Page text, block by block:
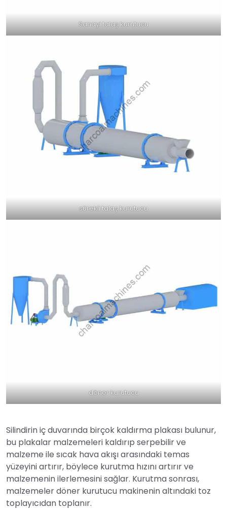
Sanayi talaş kurutucu
sürekli talaş kurutucu
döner kurutucu
Silindirin iç duvarında birçok kaldırma plakası bulunur,
bu plakalar malzemeleri kaldırıp serpebilir ve
malzeme ile sıcak hava akışı arasındaki temas
yüzeyini artırır, böylece kurutma hızını artırır ve
malzemenin ilerlemesini sağlar. Kurutma sonrası,
malzemeler döner kurutucu makinenin altındaki toz
toplayıcıdan toplanır.